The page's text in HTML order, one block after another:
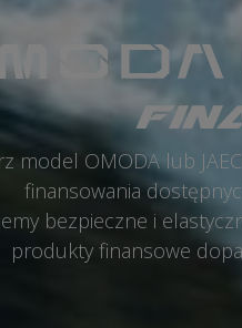
model OMODA lub
finansowania
bezpieczne i
produkty finansowe